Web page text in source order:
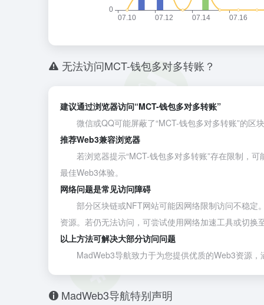
无法访问MCT-钱包多对多转账？
建议通过浏览器访问“MCT-钱包多对多转账”
微信或QQ可能屏蔽了“MCT-钱包多对多转账”的区
推荐Web3兼容浏览器
若浏览器提示“MCT-钱包多对多转账”存在限制，可
最佳Web3体验。
网络问题是常见访问障碍
部分区块链或NFT网站可能因网络限制访问不稳定
资源。若仍无法访问，可尝试使用网络加速工具或切换
以上方法可解决大部分访问问题
MadWeb3导航致力于为您提供优质的Web3资源，
MadWeb3导航特别声明